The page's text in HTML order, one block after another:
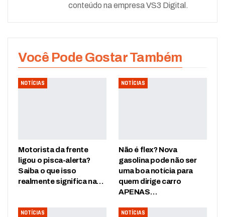
conteúdo na empresa VS3 Digital.
Você Pode Gostar Também
NOTÍCIAS
Motorista da frente
ligou o pisca-alerta?
Saiba o que isso
realmente significa na…
NOTÍCIAS
Não é flex? Nova
gasolina pode não ser
uma boa notícia para
quem dirige carro
APENAS…
NOTÍCIAS NOTÍCIAS